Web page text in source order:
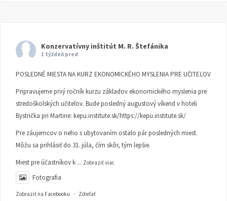
Konzervatívny inštitút M. R. Štefánika
1 týždeň pred
POSLEDNÉ MIESTA NA KURZ EKONOMICKÉHO MYSLENIA PRE UČITEĽOV
Pripravujeme prvý ročník kurzu základov ekonomického myslenia pre
stredoškolských učiteľov. Bude posledný augustový víkend v hoteli
Bystrička pri Martine: kepu.institute.sk/https://kepu.institute.sk/
Pre záujemcov o neho s ubytovaním ostalo pár posledných miest.
Môžu sa prihlásiť do 31. júla, čím skôr, tým lepšie.
Miest pre účastníkov k ... Zobraziť viac
Fotografia
Zobraziť na Facebooku · Zdieľať